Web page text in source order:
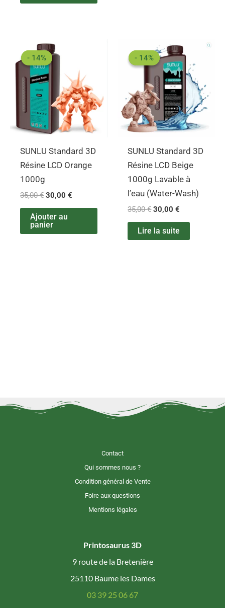
- 14%
- 14%
SUNLU Standard 3D
Résine LCD Orange
1000g
35,00€
Le
prix
initial
était :
35,00 €.
30,00€
est :
30,00 €.
Ajouter au
panier
- 14%
- 14%
SUNLU Standard 3D
Résine LCD Beige
1000g Lavable à
l’eau (Water-Wash)
35,00€
Le
prix
initial
était :
35,00 €.
30,00€
Le
prix
actuel
est :
30,00 €.
Lire la suite
Contact
Qui sommes nous ?
Condition général de Vente
Foire aux questions
Mentions légales
Printosaurus 3D
9 route de la Bretenière
25110 Baume les Dames
03 39 25 06 67